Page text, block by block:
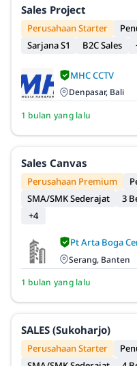
Sales Project
Perusahaan Starter
Sarjana S1
B2C Sales
MHC CCTV
Denpasar, Bali
1 bulan yang lalu
Sales Canvas
Perusahaan Premium
SMA/SMK Sederajat
3
+4
Pt Arta Boga
Serang, Banten
1 bulan yang lalu
SALES (Sukoharjo)
Perusahaan Starter